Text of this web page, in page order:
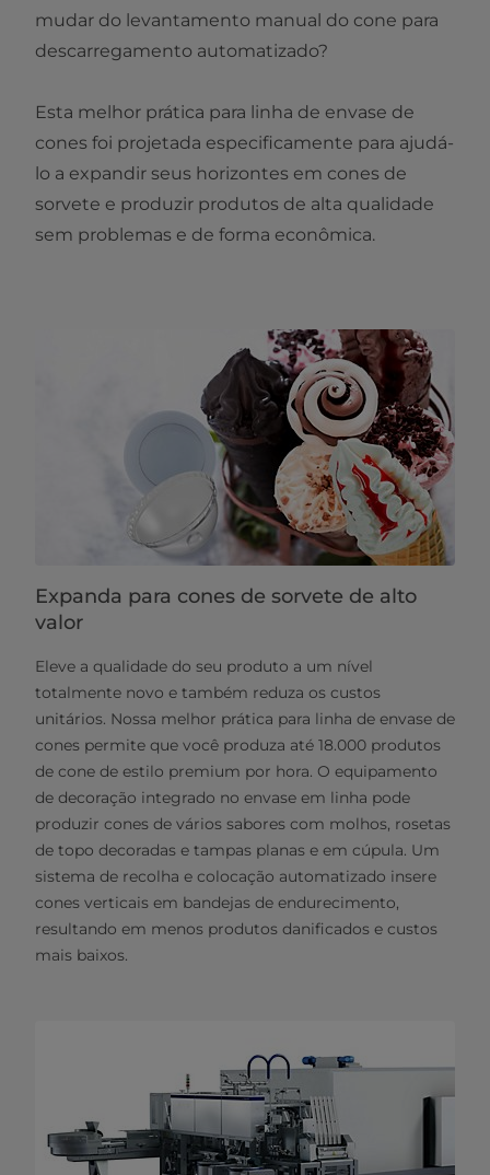
mudar do levantamento manual do cone para
descarregamento automatizado?
Esta melhor prática para linha de envase de
cones foi projetada especificamente para ajudá-
lo a expandir seus horizontes em cones de
sorvete e produzir produtos de alta qualidade
sem problemas e de forma econômica.
Expanda para cones de sorvete de alto
valor
Eleve a qualidade do seu produto a um nível
totalmente novo e também reduza os custos
unitários. Nossa melhor prática para linha de envase de
cones permite que você produza até 18.000 produtos
de cone de estilo premium por hora. O equipamento
de decoração integrado no envase em linha pode
produzir cones de vários sabores com molhos, rosetas
de topo decoradas e tampas planas e em cúpula. Um
sistema de recolha e colocação automatizado insere
cones verticais em bandejas de endurecimento,
resultando em menos produtos danificados e custos
mais baixos.